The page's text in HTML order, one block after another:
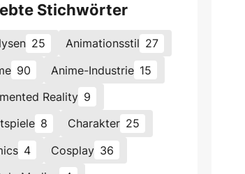
Stichwörter
25 Animationsstil 27
90 Anime-Industrie 15
Reality 9
8 Charakter 25
4 Cosplay 36